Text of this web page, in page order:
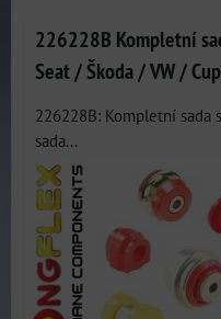
226228B Kompletní
Seat / Škoda / VW /
226228B: Kompletní
sada...